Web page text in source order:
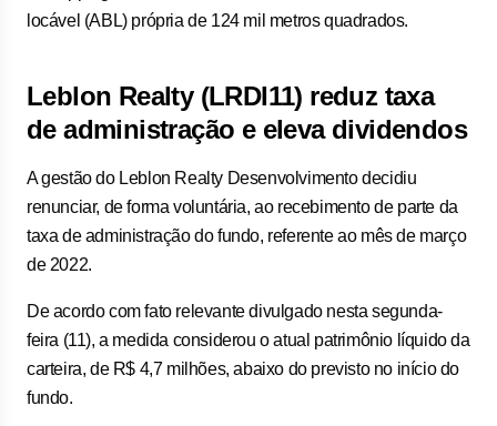
locável (ABL) própria de 124 mil metros quadrados.
Leblon Realty (LRDI11) reduz taxa
de administração e eleva dividendos
A gestão do Leblon Realty Desenvolvimento decidiu
renunciar, de forma voluntária, ao recebimento de parte da
taxa de administração do fundo, referente ao mês de março
de 2022.
De acordo com fato relevante divulgado nesta segunda-
feira (11), a medida considerou o atual patrimônio líquido da
carteira, de R$ 4,7 milhões, abaixo do previsto no início do
fundo.